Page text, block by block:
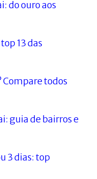
do ouro aos
13 das
Compare todos
guia de bairros e
3 dias: top